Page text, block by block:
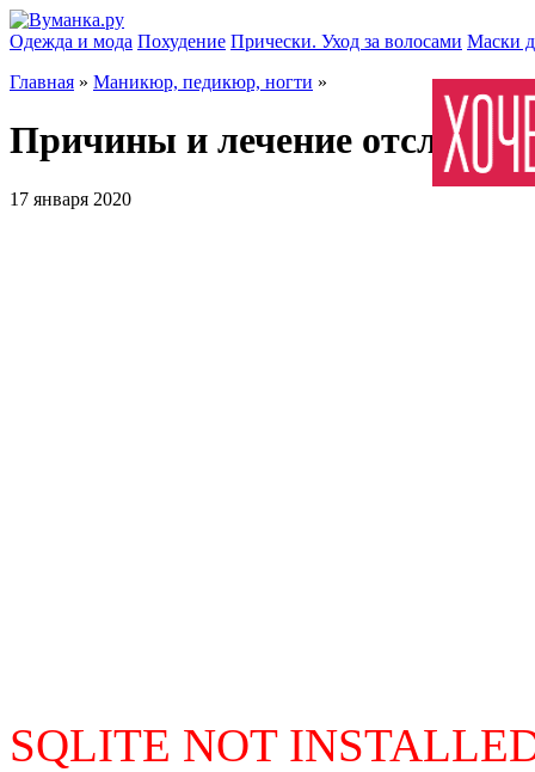
Одежда и мода Похудение Прически. Уход за волосами Маски
Главная » Маникюр, педикюр, ногти »
Причины и лечение
17 января 2020
SQLITE NOT